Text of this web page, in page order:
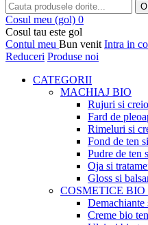
Cosul meu (gol) 0
Cosul tau este gol
Contul meu Bun venit Intra in
Reduceri Produse noi
CATEGORII
MACHIAJ BIO
Rujuri si
Fard de
Rimeluri si
Fond de ten
Pudre de ten
Oja si
Gloss si
COSMETICE BIO
Creme bio ten